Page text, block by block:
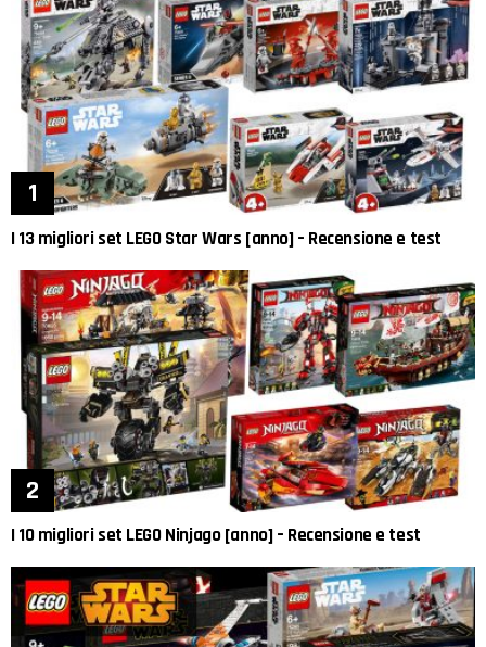
I 13 migliori set LEGO Star Wars [anno] – Recensione e test
I 10 migliori set LEGO Ninjago [anno] – Recensione e test